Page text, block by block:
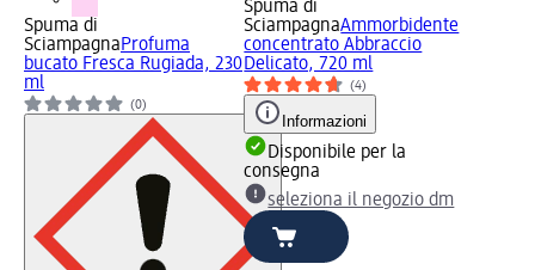
Spuma di
SciampagnaProfuma
bucato Fresca Rugiada, 230
ml
(0)
Spuma di
SciampagnaAmmorbidente
concentrato Abbraccio
Delicato, 720 ml
(4)
Informazioni
Disponibile per la
consegna
seleziona il negozio dm